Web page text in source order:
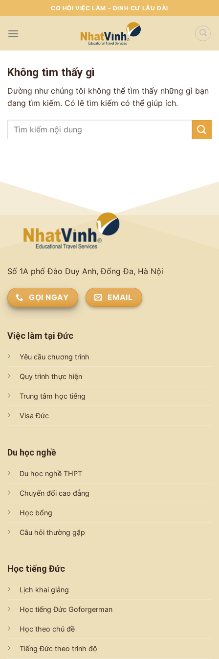
To
Content
CƠ HỘI VIỆC LÀM - ĐỊNH CƯ LÂU DÀI
Không tìm thấy gì
Dường như chúng tôi không thể tìm thấy những gì bạn
đang tìm kiếm. Có lẽ tìm kiếm có thể giúp ích.
Số 1A phố Đào Duy Anh, Đống Đa, Hà Nội
GỌI NGAY EMAIL
Việc làm tại Đức
Yêu cầu chương trình
Quy trình thực hiện
Trung tâm học tiếng
Visa Đức
Du học nghề
Du học nghề THPT
Chuyển đổi cao đẳng
Học bổng
Câu hỏi thường gặp
Học tiếng Đức
Lịch khai giảng
Học tiếng Đức Goforgerman
Học theo chủ đề
Tiếng Đức theo trình độ